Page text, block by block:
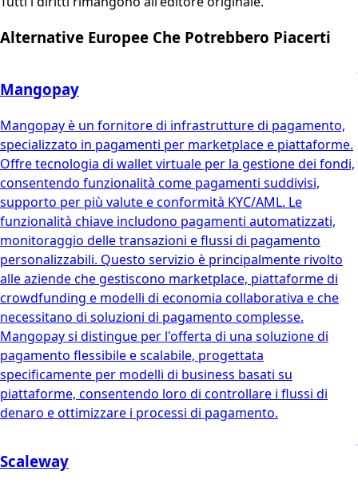
Alternative Europee Che Potrebbero Piacerti
Mangopay
Mangopay è un fornitore di infrastrutture di pagamento,
specializzato in pagamenti per marketplace e piattaforme.
Offre tecnologia di wallet virtuale per la gestione dei fondi,
consentendo funzionalità come pagamenti suddivisi,
supporto per più valute e conformità KYC/AML. Le
funzionalità chiave includono pagamenti automatizzati,
monitoraggio delle transazioni e flussi di pagamento
personalizzabili. Questo servizio è principalmente rivolto
alle aziende che gestiscono marketplace, piattaforme di
crowdfunding e modelli di economia collaborativa e che
necessitano di soluzioni di pagamento complesse.
Mangopay si distingue per l'offerta di una soluzione di
pagamento flessibile e scalabile, progettata
specificamente per modelli di business basati su
piattaforme, consentendo loro di controllare i flussi di
denaro e ottimizzare i processi di pagamento.
Scaleway